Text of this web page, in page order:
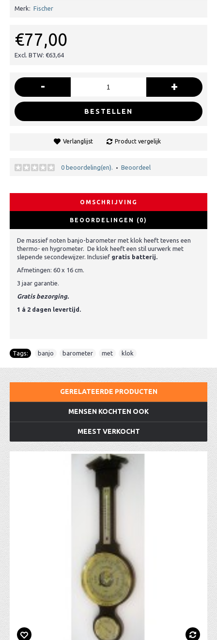
Merk: Fischer
€77,00
Excl. BTW: €63,64
- +
BESTELLEN
Verlanglijst Product vergelijk
0 beoordeling(en). • Beoordeel
OMSCHRIJVING
BEOORDELINGEN (0)
De massief noten banjo-barometer met klok heeft tevens een
thermo- en hygrometer. De klok heeft een stil uurwerk met
slepende secondewijzer. Inclusief gratis batterij.
Afmetingen: 60 x 16 cm.
3 jaar garantie.
Gratis bezorging.
1 á 2 dagen levertijd.
Tags: banjo barometer met klok
GERELATEERDE PRODUCTEN
MENSEN KOCHTEN OOK
MEEST VERKOCHT